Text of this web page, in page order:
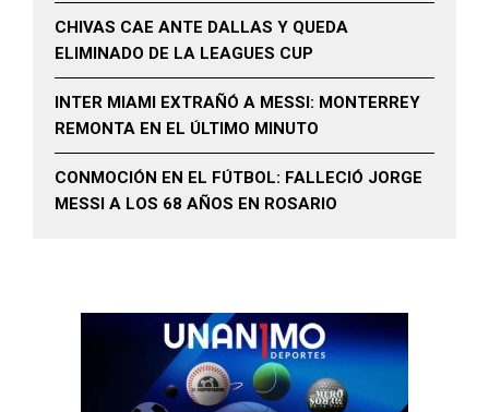
CHIVAS CAE ANTE DALLAS Y QUEDA
ELIMINADO DE LA LEAGUES CUP
INTER MIAMI EXTRAÑÓ A MESSI: MONTERREY
REMONTA EN EL ÚLTIMO MINUTO
CONMOCIÓN EN EL FÚTBOL: FALLECIÓ JORGE
MESSI A LOS 68 AÑOS EN ROSARIO